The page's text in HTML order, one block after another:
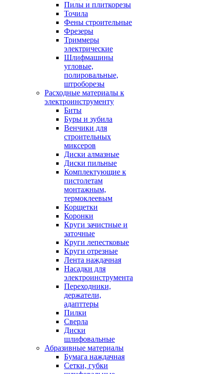
Пилы и плиткорезы
Точила
Фены строительные
Фрезеры
Триммеры
электрические
Шлифмашины
угловые,
полировальные,
штроборезы
Расходные материалы к
электроинструменту
Биты
Буры и зубила
Венчики для
строительных
миксеров
Диски алмазные
Диски пильные
Комплектующие к
пистолетам
монтажным,
термоклеевым
Корщетки
Коронки
Круги зачистные и
заточные
Круги лепестковые
Круги отрезные
Лента наждачная
Насадки для
электроинструмента
Переходники,
держатели,
адапттеры
Пилки
Сверла
Диски
шлифовальные
Абразивные материалы
Бумага наждачная
Сетки, губки